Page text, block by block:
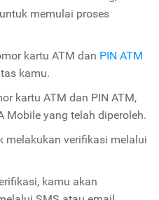
memulai proses
kartu ATM dan PIN ATM
kamu.
kartu ATM dan PIN ATM,
Mobile yang telah diperoleh.
melakukan verifikasi melalui
kamu akan